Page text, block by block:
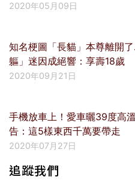
2020年05月09日
知名梗圖「長貓」本尊離開
軀」迷因成絕響：享壽18歲
2020年09月21日
手機放車上！愛車曬39度高
告：這5樣東西千萬要帶走
2020年07月27日
追蹤我們